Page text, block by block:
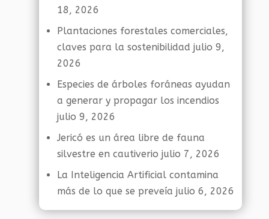
18, 2026
Plantaciones forestales comerciales,
claves para la sostenibilidad julio 9,
2026
Especies de árboles foráneas ayudan
a generar y propagar los incendios
julio 9, 2026
Jericó es un área libre de fauna
silvestre en cautiverio julio 7, 2026
La Inteligencia Artificial contamina
más de lo que se preveía julio 6, 2026